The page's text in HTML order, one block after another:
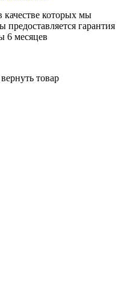
качестве которых мы
гарантия
6 месяцев
товар